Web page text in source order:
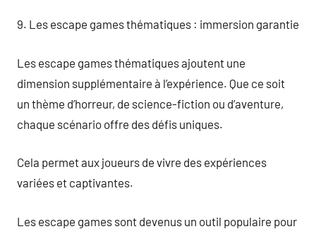
9. Les escape games thématiques : immersion garantie
Les escape games thématiques ajoutent une
dimension supplémentaire à l’expérience. Que ce soit
un thème d’horreur, de science-fiction ou d’aventure,
chaque scénario offre des défis uniques.
Cela permet aux joueurs de vivre des expériences
variées et captivantes.
Les escape games sont devenus un outil populaire pour